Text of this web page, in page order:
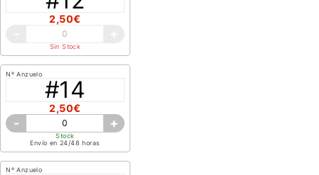
2,50€
Sin Stock
Nº Anzuelo
#14
2,50€
- +
Stock
Envío en 24/48 horas
Nº Anzuelo